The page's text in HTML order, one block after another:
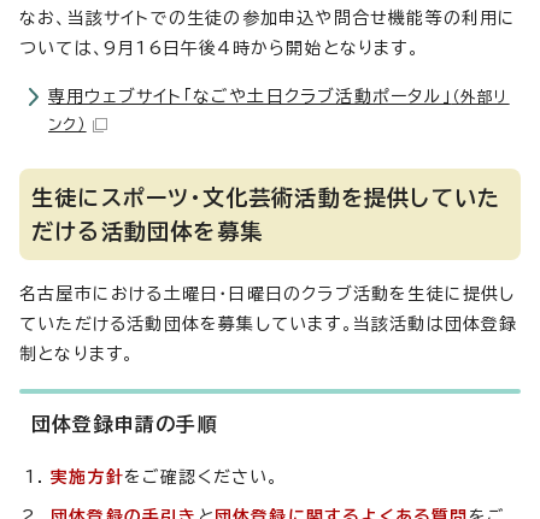
なお、当該サイトでの生徒の参加申込や問合せ機能等の利用に
ついては、9月16日午後4時から開始となります。
専用ウェブサイト「なごや土日クラブ活動ポータル」 （外部リ
ンク）
生徒にスポーツ・文化芸術活動を提供していた
だける活動団体を募集
名古屋市における土曜日・日曜日のクラブ活動を生徒に提供し
ていただける活動団体を募集しています。当該活動は団体登録
制となります。
団体登録申請の手順
実施方針をご確認ください。